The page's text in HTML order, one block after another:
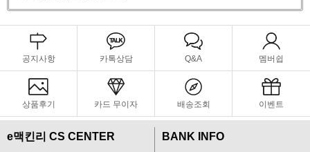
공지사항 카톡상담 Q&A 멤버쉽
상품후기 카드 무이자 배송조회 이벤트
e맥킨리 CS CENTER BANK INFO